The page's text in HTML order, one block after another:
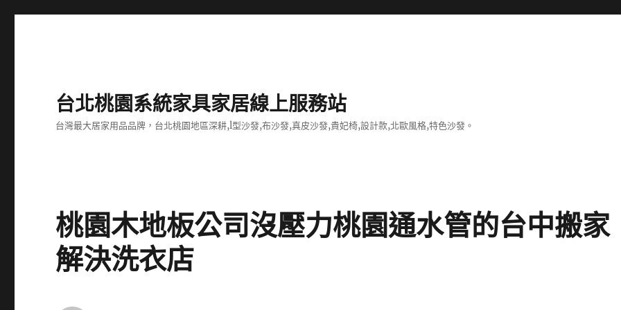
台北桃園系統家具家居線上服務站
台灣最大居家用品品牌，台北桃園地區深耕,l型沙發,布沙發,真皮沙發,貴妃椅,設計款,北歐風格,特色沙發。
桃園木地板公司沒壓力桃園通水管的台中搬家
解決洗衣店